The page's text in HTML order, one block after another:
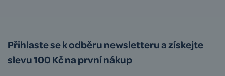
Přihlaste se k odběru newsletteru a získejte
slevu 100 Kč na první nákup